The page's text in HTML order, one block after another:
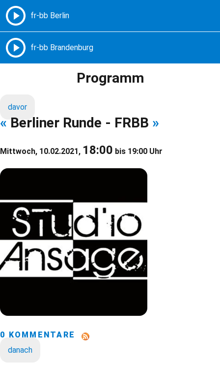
Freie Radios – Berlin Brandenburg
Programm
davor
« Berliner Runde - FRBB »
Mittwoch, 10.02.2021, 18:00 bis 19:00 Uhr
0 KOMMENTARE
danach